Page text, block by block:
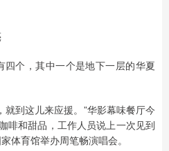
个，其中一个是地下一层的华夏
到这儿来应援。”华影幕味餐厅今
啡和甜品，工作人员说上一次见到
体育馆举办周笔畅演唱会。